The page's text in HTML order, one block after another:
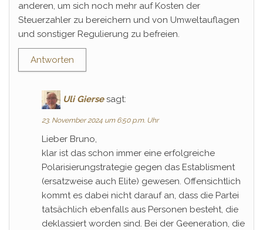
anderen, um sich noch mehr auf Kosten der
Steuerzahler zu bereichern und von Umweltauflagen
und sonstiger Regulierung zu befreien.
Antworten
Uli Gierse sagt:
23. November 2024 um 6:50 p.m. Uhr
Lieber Bruno,
klar ist das schon immer eine erfolgreiche
Polarisierungstrategie gegen das Establisment
(ersatzweise auch Elite) gewesen. Offensichtlich
kommt es dabei nicht darauf an, dass die Partei
tatsächlich ebenfalls aus Personen besteht, die
deklassiert worden sind. Bei der Geeneration, die